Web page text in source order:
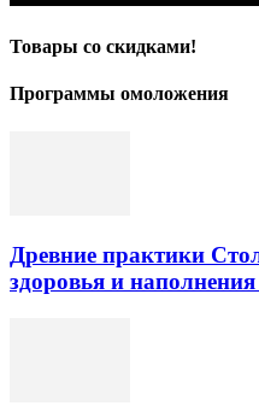
Товары со скидками!
Программы омоложения
Древние практики
здоровья и наполнения